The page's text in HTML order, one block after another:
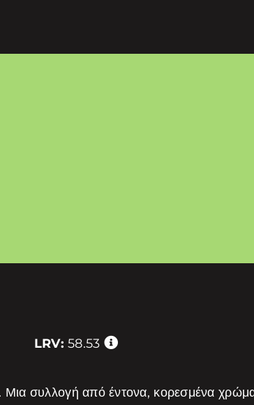
LRV: 58.53
συλλογή από έντονα, κορεσμένα